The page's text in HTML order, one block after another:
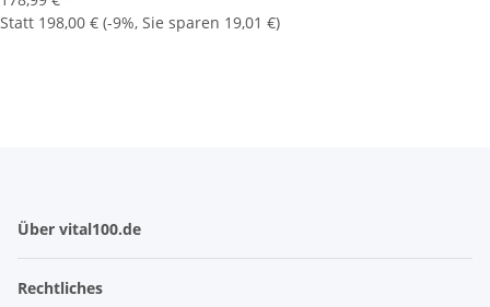
Statt 198,00 € (-9%, Sie sparen 19,01 €)
Über vital100.de
Rechtliches